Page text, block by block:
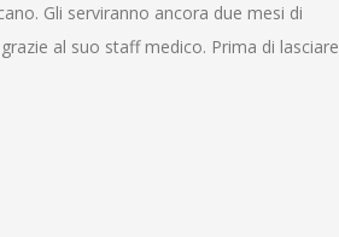
Gli serviranno ancora due mesi di
al suo staff medico. Prima di lasciare